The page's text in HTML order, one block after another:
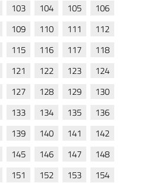
103 104 105
106
109 110 111
112
115 116 117
118
121 122 123
124
127 128 129
130
133 134 135
136
139 140 141
142
145 146 147
148
151 152 153 154